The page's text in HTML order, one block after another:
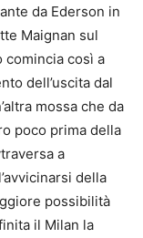
da Ederson in
Maignan sul
comincia così a
dell’uscita dal
mossa che da
poco prima della
a
della
possibilità
il Milan la